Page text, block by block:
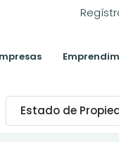
Estado de